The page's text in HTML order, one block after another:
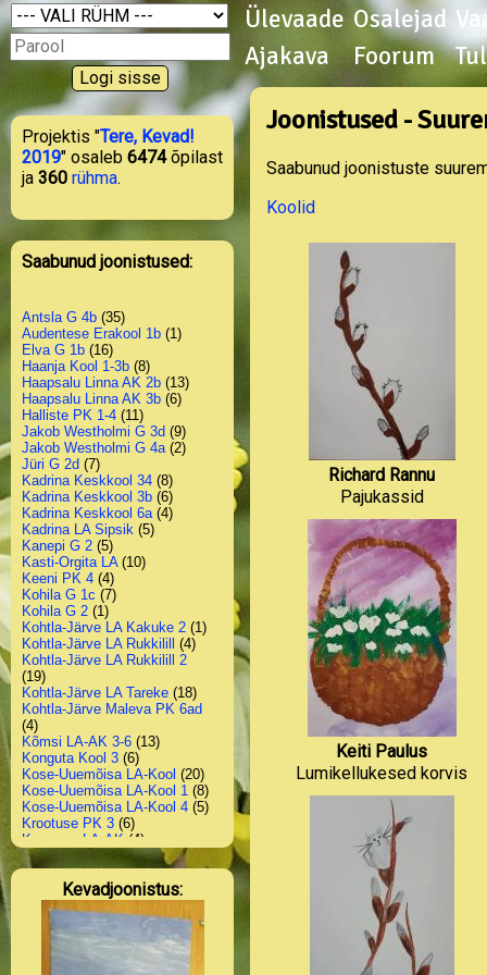
Projektis "Tere, Kevad!
2019" osaleb 6474õpilast
ja 360 rühma.
Saabunud joonistused:
Antsla G 4b (35)
Audentese Erakool 1b (1)
Elva G 1b (16)
Haanja Kool 1-3b (8)
Haapsalu Linna AK 2b (13)
Haapsalu Linna AK 3b (6)
Halliste PK 1-4 (11)
Jakob Westholmi G 3d (9)
Jakob Westholmi G 4a(2)
Jüri G 2d (7)
Kadrina Keskkool 34 (8)
Kadrina Keskkool 3b (6)
Kadrina Keskkool 6a(4)
Kadrina LA Sipsik (5)
Kanepi G 2 (5)
Kasti-Orgita LA(10)
Keeni PK 4 (4)
Kohila G 1c (7)
Kohila G 2 (1)
Kohtla-Järve LA Kakuke 2 (1)
Kohtla-Järve LA Rukkilill
(4)
Kohtla-Järve LA Rukkilill 2
(19)
Kohtla-Järve LA Tareke (18)
Kohtla-Järve Maleva PK 6ad
(4)
Kõmsi LA-AK 3-6 (13)
Konguta Kool 3 (6)
Kose-Uuemõisa LA-Kool (20)
Kose-Uuemõisa LA-Kool 1 (8)
Kose-Uuemõisa LA-Kool 4 (5)
Krootuse PK 3 (6)
Kuremaa LA-AK (4)
Lasnamäe PK 3b(7)
Lehtse Kool 1-4(2)
Lümanda PK 1(9)
Lümanda PK 2(1)
Lümanda PK 3
(7)
Padise PK 4(2)
Paikuse LA Mesimumm(3)
Pärnu Kuninga Tänava PK 1
Kevadjoonistus:
Ülevaade Osalejad
Ajakava
Foorum
Joonistused -
Saabunud joonistuste
Koolid
Richard Rannu
Pajukassid
Keiti Paulus
Lumikellukesed korvis